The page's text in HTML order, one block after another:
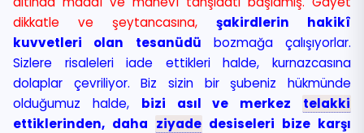
dikkatle ve şeytancasına, şakirdlerin hakikî
kuvvetleri olan tesanüdü bozmağa çalışıyorlar.
Sizlere risaleleri iade ettikleri halde, kurnazcasına
dolaplar çevriliyor. Biz sizin bir şubeniz hükmünde
olduğumuz halde, bizi asıl ve merkez telakki
ettiklerinden, daha ziyade desiseleri bize karşı